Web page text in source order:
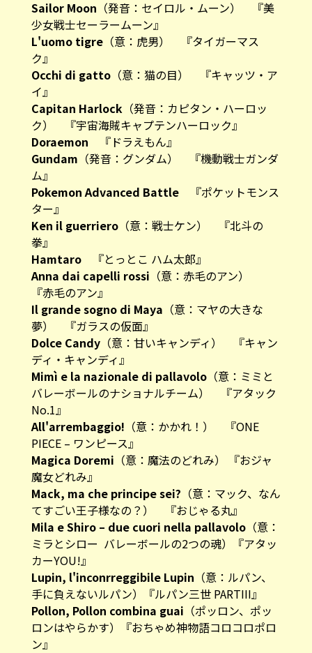
Sailor Moon （発音：セイロル・ムーン） 『美
少女戦士セーラームーン』
L'uomo tigre（意：虎男） 『タイガーマス
ク』
Occhi di gatto（意：猫の目） 『キャッツ・ア
イ』
Capitan Harlock（発音：カピタン・ハーロッ
ク） 『宇宙海賊キャプテンハーロック』
Doraemon 『ドラえもん』
Gundam （発音：グンダム） 『機動戦士ガンダ
ム』
Pokemon Advanced Battle『ポケットモンス
ター』
Ken il guerriero（意：戦士ケン） 『北斗の
拳』
Hamtaro『とっとこ ハム太郎』
Anna dai capelli rossi （意：赤毛のアン）
『赤毛のアン』
Il grande sogno di Maya （意：マヤの大きな
夢） 『ガラスの仮面』
Dolce Candy（意：甘いキャンディ） 『キャン
ディ・キャンディ』
Mimì e la nazionale di pallavolo（意：ミミと
バレーボールのナショナルチーム） 『アタック
No.1』
All'arrembaggio! （意：かかれ！） 『ONE
PIECE – ワンピース』
Magica Doremi （意：魔法のどれみ） 『おジャ
魔女どれみ』
Mack, ma che principe sei? （意：マック、なん
てすごい王子様なの？） 『おじゃる丸』
Mila e Shiro – due cuori nella pallavolo（意：
ミラとシロー バレーボールの2つの魂）『アタッ
カーYOU!』
Lupin, l'inconrreggibile Lupin （意：ルパン、
手に負えないルパン）『ルパン三世 PARTIII』
Pollon, Pollon combina guai （ポッロン、ポッ
ロンはやらかす）『おちゃめ神物語コロコロポロ
ン』